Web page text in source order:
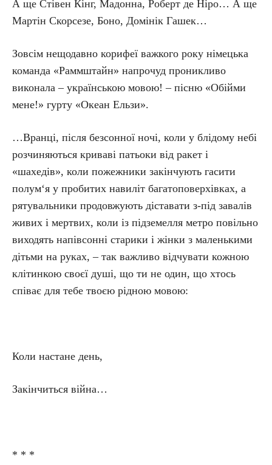
А ще Стівен Кінг, Мадонна, Роберт де Ніро… А ще
Мартін Скорсезе, Боно, Домінік Гашек…
Зовсім нещодавно корифеї важкого року німецька
команда «Раммштайн» напрочуд проникливо
виконала – українською мовою! – пісню «Обійми
мене!» гурту «Океан Ельзи».
…Вранці, після безсонної ночі, коли у блідому небі
розчиняються криваві патьоки від ракет і
«шахедів», коли пожежники закінчують гасити
полум‘я у пробитих навиліт багатоповерхівках, а
рятувальники продовжують діставати з-під завалів
живих і мертвих, коли із підземелля метро повільно
виходять напівсонні старики і жінки з маленькими
дітьми на руках, – так важливо відчувати кожною
клітинкою своєї душі, що ти не один, що хтось
співає для тебе твоєю рідною мовою:
Коли настане день,
Закінчиться війна…
* * *